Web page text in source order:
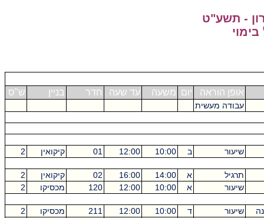
- תשע"ט
אופן הוראה יום משעה עד שעה חדר בניין ש"ס
עבודה מעשית
שיעור ב 10:00
12:00
01 קיקואין 2
תרגיל א 14:00
16:00
02 קיקואין
2
שיעור
א 10:00
12:00
120 מכסיקו 2
שיעור ד 10:00
12:00
211 מכסיקו
2